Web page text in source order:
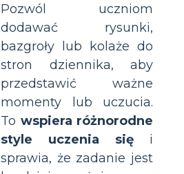
Pozwól uczniom
dodawać rysunki,
bazgroły lub kolaże do
stron dziennika, aby
przedstawić ważne
momenty lub uczucia.
To wspiera różnorodne
style uczenia się i
sprawia, że zadanie jest